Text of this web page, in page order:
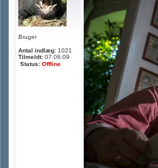
Bruger
Antal indlæg: 1021
Tilmeldt: 07.06.09
Status: Offline